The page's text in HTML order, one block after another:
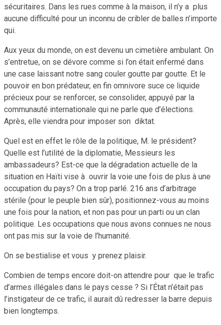
sécuritaires. Dans les rues comme à la maison, il n’y a plus
aucune difficulté pour un inconnu de cribler de balles n’importe
qui.
Aux yeux du monde, on est devenu un cimetière ambulant. On
s’entretue, on se dévore comme si l’on était enfermé dans
une case laissant notre sang couler goutte par goutte. Et le
pouvoir en bon prédateur, en fin omnivore suce ce liquide
précieux pour se renforcer, se consolider, appuyé par la
communauté internationale qui ne parle que d’élections.
Après, elle viendra pour imposer son diktat.
Quel est en effet le rôle de la politique, M. le président?
Quelle est l’utilité de la diplomatie, Messieurs les
ambassadeurs? Est-ce que la dégradation actuelle de la
situation en Haïti vise à ouvrir la voie une fois de plus à une
occupation du pays? On a trop parlé. 216 ans d’arbitrage
stérile (pour le peuple bien sûr), positionnez-vous au moins
une fois pour la nation, et non pas pour un parti ou un clan
politique. Les occupations que nous avons connues ne nous
ont pas mis sur la voie de l’humanité.
On se bestialise et vous y prenez plaisir.
Combien de temps encore doit-on attendre pour que le trafic
d’armes illégales dans le pays cesse ? Si l’État n’était pas
l’instigateur de ce trafic, il aurait dû redresser la barre depuis
bien longtemps.